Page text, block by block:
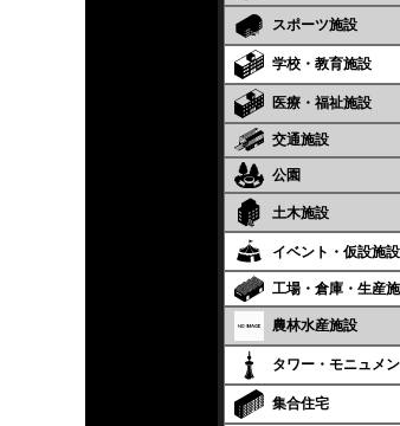
スポーツ施設
学校・教育施設
医療・福祉施設
交通施設
公園
土木施設
イベント・仮設施設
工場・倉庫・生産
農林水産施設
タワー・モニュメ
集合住宅